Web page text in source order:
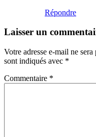
Répondre
Laisser un
Votre adresse e-mail ne sera
sont indiqués avec *
Commentaire *